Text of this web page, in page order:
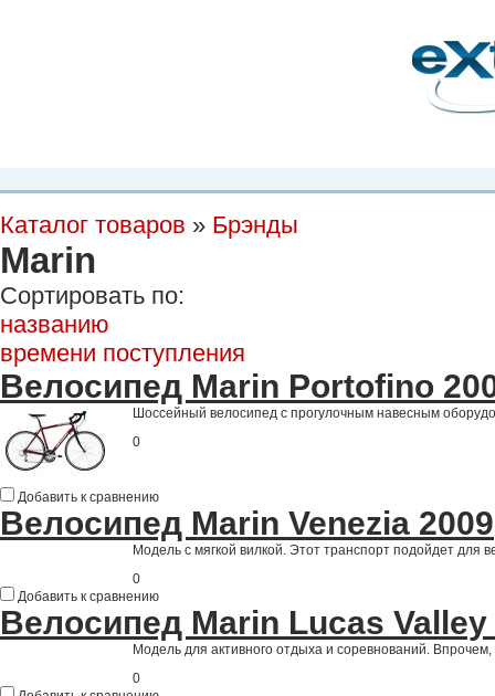
Каталог товаров » Брэнды
Marin
Сортировать по:
названию
времени поступления
Велосипед Marin Portofino
Шоссейный велосипед с прогулочным навесным
0
Добавить к сравнению
Велосипед Marin Venezia 2009
Модель с мягкой вилкой. Этот транспорт подойдет для
0
Добавить к сравнению
Велосипед Marin Lucas Valley
Модель для активного отдыха и соревнований.
0